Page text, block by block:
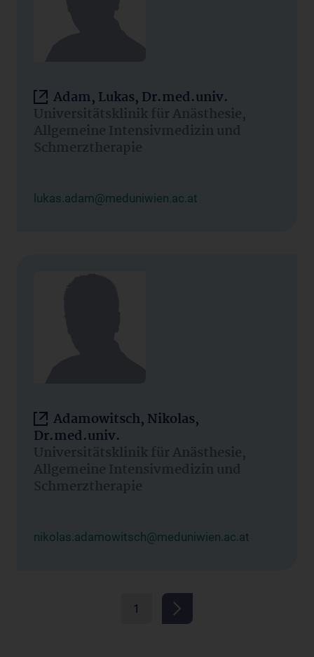
Adam, Lukas, Dr.med.univ.
Universitätsklinik für Anästhesie,
Allgemeine Intensivmedizin und
Schmerztherapie
lukas.adam@meduniwien.ac.at
Adamowitsch, Nikolas,
Dr.med.univ.
Universitätsklinik für Anästhesie,
Allgemeine Intensivmedizin und
Schmerztherapie
nikolas.adamowitsch@meduniwien.ac.at
1